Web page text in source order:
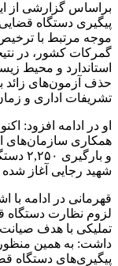
براساس گزارشی از
پیگیری دستگاه
موجه مرتبط با ترخیص
گمرکات کشور، در
استاندارد و محیط
حذف آزمون‌های زائد
تشریفات اداری و
او در ادامه افزود:
همکاری سازمان‌های
و
شهید رجایی آغاز
قهرمانی در ادامه با
لزوم نظارت دستگاه
تملیکی با هدف
داشت: به همین